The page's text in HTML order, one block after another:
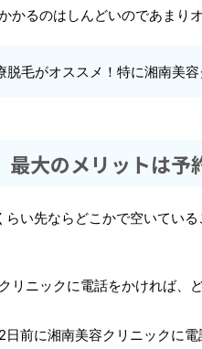
かるのはしんどいのであまり
脱毛がオススメ！特に湘南美容
最大のメリットは予
い先ならどこかで空いてい
リニックに電話をかければ、
前に湘南美容クリニックに